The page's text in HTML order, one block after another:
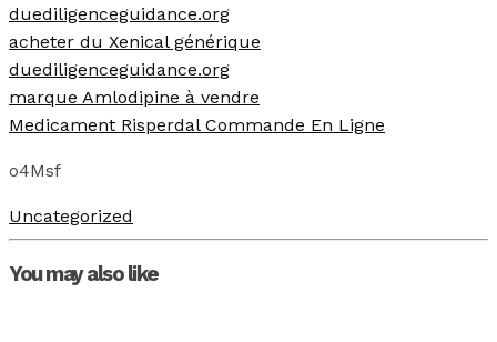
duediligenceguidance.org
acheter du Xenical générique
duediligenceguidance.org
marque Amlodipine à vendre
Medicament Risperdal Commande En Ligne
o4Msf
Uncategorized
You may also like